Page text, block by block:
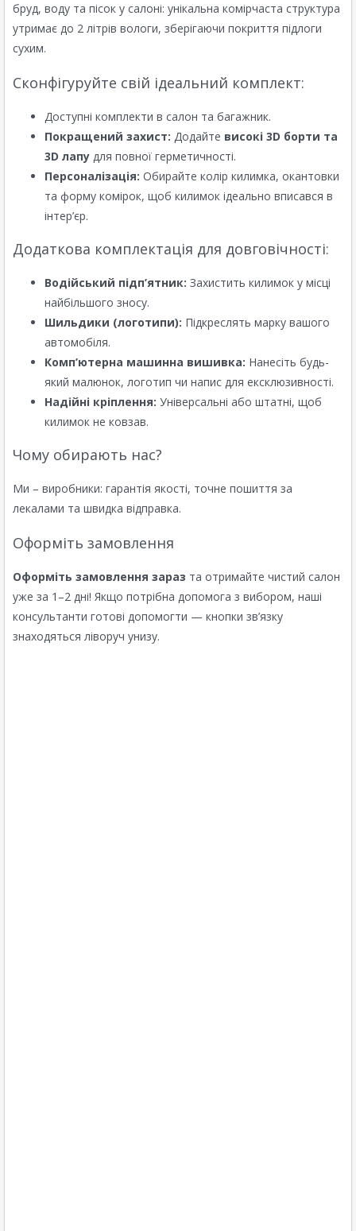
бруд, воду та пісок у салоні: унікальна комірчаста структура
утримає до 2 літрів вологи, зберігаючи покриття підлоги
сухим.
Сконфігуруйте свій ідеальний комплект:
Доступні комплекти в салон та багажник.
Покращений захист: Додайте високі 3D борти та
3D лапу для повної герметичності.
Персоналізація: Обирайте колір килимка, окантовки
та форму комірок, щоб килимок ідеально вписався в
інтер’єр.
Додаткова комплектація для довговічності:
Водійський підп’ятник: Захистить килимок у місці
найбільшого зносу.
Шильдики (логотипи): Підкреслять марку вашого
автомобіля.
Комп’ютерна машинна вишивка: Нанесіть будь-
який малюнок, логотип чи напис для ексклюзивності.
Надійні кріплення: Універсальні або штатні, щоб
килимок не ковзав.
Чому обирають нас?
Ми – виробники: гарантія якості, точне пошиття за
лекалами та швидка відправка.
Оформіть замовлення
Оформіть замовлення зараз та отримайте чистий салон
уже за 1–2 дні! Якщо потрібна допомога з вибором, наші
консультанти готові допомогти — кнопки зв’язку
знаходяться ліворуч унизу.